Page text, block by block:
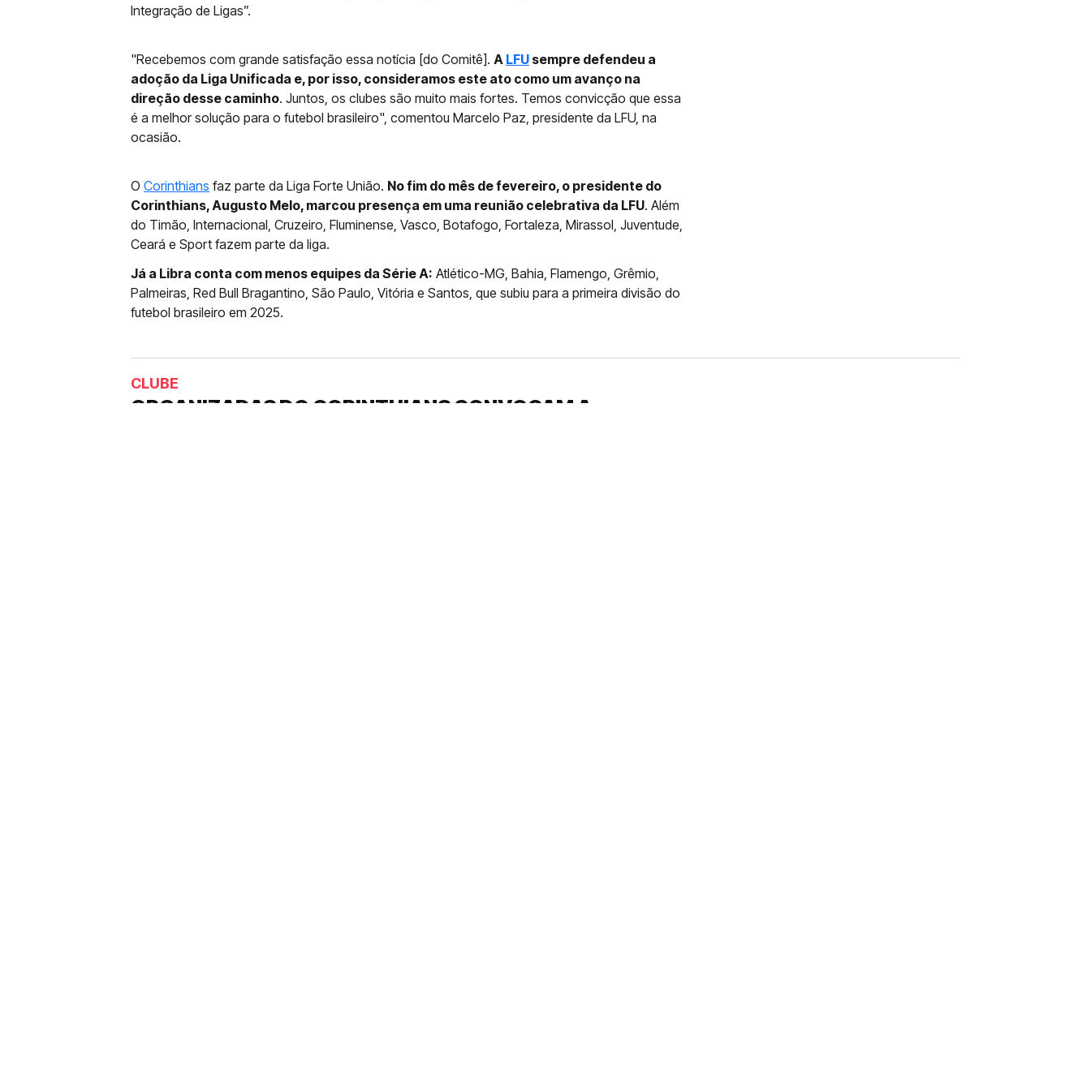
Integração de Ligas”.
"Recebemos com grande satisfação essa notícia [do Comitê]. A LFU sempre defendeu a
adoção da Liga Unificada e, por isso, consideramos este ato como um avanço na
direção desse caminho. Juntos, os clubes são muito mais fortes. Temos convicção que essa
é a melhor solução para o futebol brasileiro", comentou Marcelo Paz, presidente da LFU, na
ocasião.
O Corinthians faz parte da Liga Forte União. No fim do mês de fevereiro, o presidente do
Corinthians, Augusto Melo, marcou presença em uma reunião celebrativa da LFU. Além
do Timão, Internacional, Cruzeiro, Fluminense, Vasco, Botafogo, Fortaleza, Mirassol, Juventude,
Ceará e Sport fazem parte da liga.
Já a Libra conta com menos equipes da Série A: Atlético-MG, Bahia, Flamengo, Grêmio,
Palmeiras, Red Bull Bragantino, São Paulo, Vitória e Santos, que subiu para a primeira divisão do
futebol brasileiro em 2025.
CLUBE
ORGANIZADAS DO CORINTHIANS CONVOCAM A